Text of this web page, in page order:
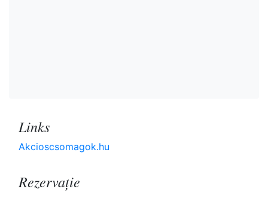
Links
Akcioscsomagok.hu
Rezervaţie